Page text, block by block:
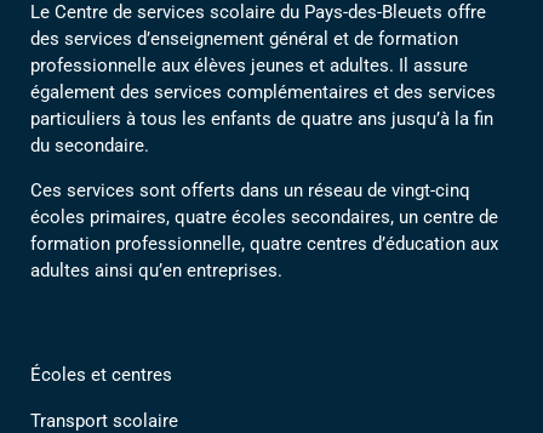
Le Centre de services scolaire du Pays-des-Bleuets offre
des services d’enseignement général et de formation
professionnelle aux élèves jeunes et adultes. Il assure
également des services complémentaires et des services
particuliers à tous les enfants de quatre ans jusqu’à la fin
du secondaire.
Ces services sont offerts dans un réseau de vingt-cinq
écoles primaires, quatre écoles secondaires, un centre de
formation professionnelle, quatre centres d’éducation aux
adultes ainsi qu’en entreprises.
Écoles et centres
Transport scolaire